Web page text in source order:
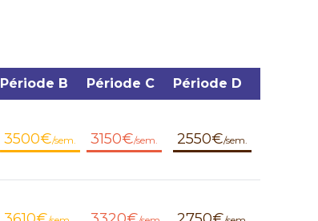
Période B Période C Période D
3500€/sem. 3150€/sem. 2550€/sem.